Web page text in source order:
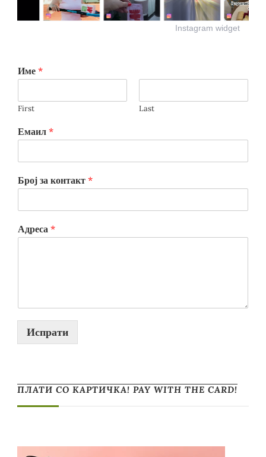
Instagram widget
Име *
First Last
Емаил *
Број за контакт *
Адреса *
Испрати
ПЛАТИ СО КАРТИЧКА! PAY WITH THE CARD!